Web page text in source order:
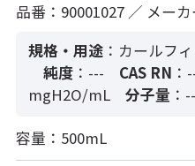
品番：90001027 ／ メー
規格・用途 ：カールフ
純度：--- CAS RN ：
mgH2O/mL
分子量 ：
容量：500mL